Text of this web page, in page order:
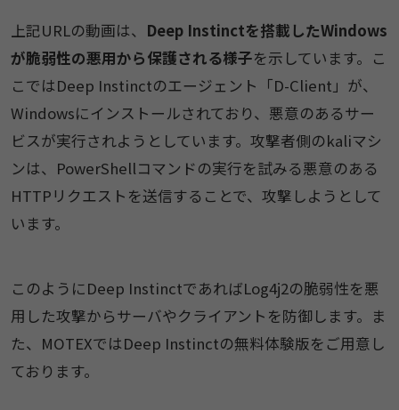
上記URLの動画は、 Deep Instinctを搭載したWindows
が脆弱性の悪用から保護される様子を示しています。こ
こではDeep Instinctのエージェント「D-Client」が、
Windowsにインストールされており、悪意のあるサー
ビスが実行されようとしています。攻撃者側のkaliマシ
ンは、PowerShellコマンドの実行を試みる悪意のある
HTTPリクエストを送信することで、攻撃しようとして
います。
このようにDeep InstinctであればLog4j2の脆弱性を悪
用した攻撃からサーバやクライアントを防御します。ま
た、MOTEXではDeep Instinctの無料体験版をご用意し
ております。